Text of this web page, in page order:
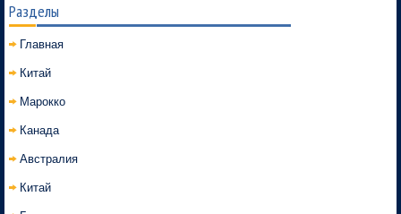
Разделы
Главная
Китай
Марокко
Канада
Австралия
Китай